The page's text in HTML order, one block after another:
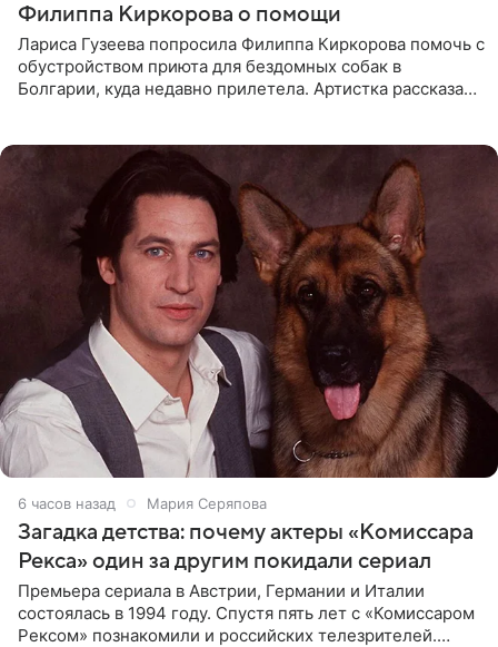
Филиппа Киркорова о помощи
Лариса Гузеева попросила Филиппа Киркорова помочь с
обустройством приюта для бездомных собак в
Болгарии, куда недавно прилетела. Артистка рассказала
6 часов назад Мария Серяпова
Загадка детства: почему актеры «Комиссара
Рекса» один за другим покидали сериал
Премьера сериала в Австрии, Германии и Италии
состоялась в 1994 году. Спустя пять лет с «Комиссаром
Рексом» познакомили и российских телезрителей.